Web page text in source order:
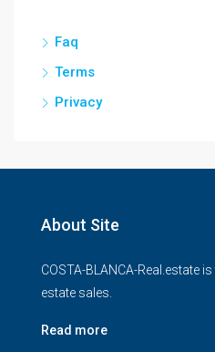
Faq
Terms
Privacy
About Site
COSTA-BLANCA-Real.estate
estate sales.
Read more